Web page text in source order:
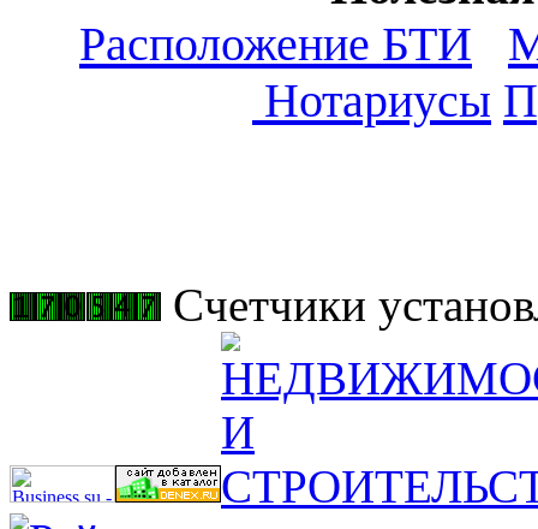
Расположение БТИ
Нотариусы
Cчетчики